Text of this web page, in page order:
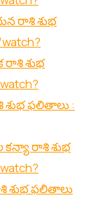
రాశి శుభ
రాశి శుభ
ఫలితాలు :
కన్యా రాశి శుభ
శుభ ఫలితాలు